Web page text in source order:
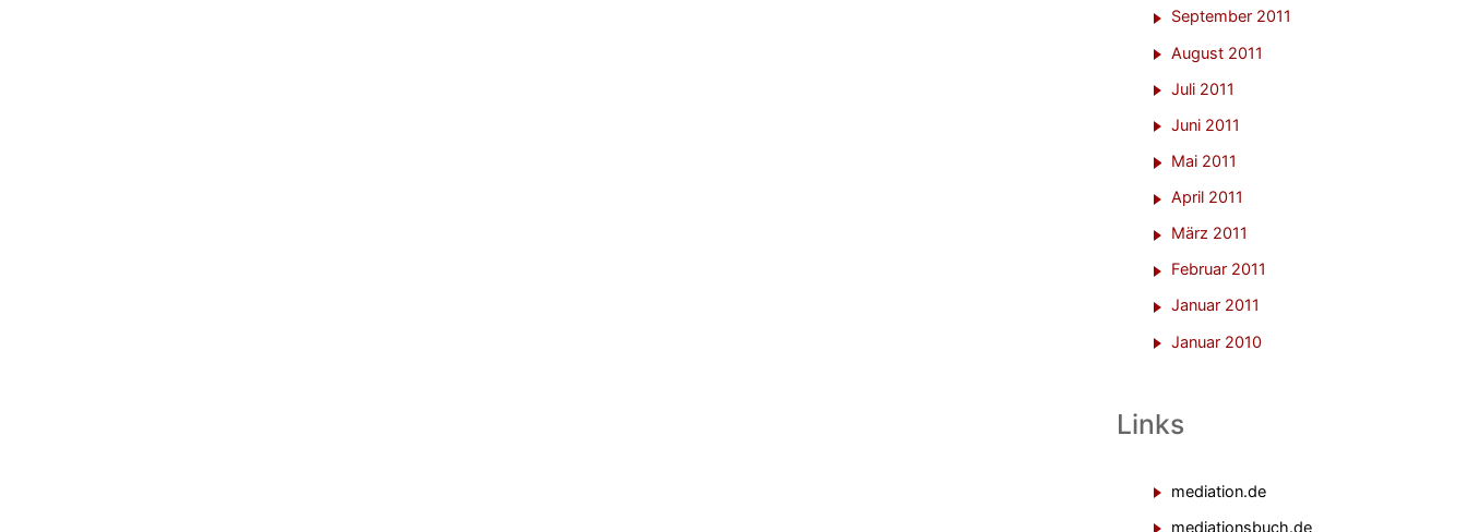
September 2011
August 2011
Juli 2011
Juni 2011
Mai 2011
April 2011
März 2011
Februar 2011
Januar 2011
Januar 2010
Links
mediation.de
mediationsbuch.de